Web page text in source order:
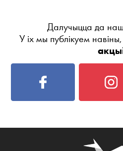
Далучыцца да
У іх мы публікуем